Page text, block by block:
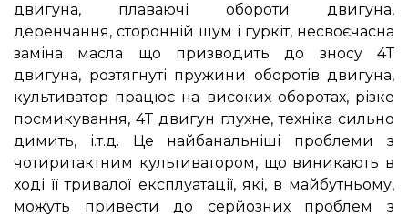
двигуна, плаваючі обороти двигуна,
деренчання, сторонній шум і гуркіт, несвоєчасна
заміна масла що призводить до зносу 4Т
двигуна, розтягнуті пружини оборотів двигуна,
культиватор працює на високих оборотах, різке
посмикування, 4Т двигун глухне, техніка сильно
димить, і.т.д. Це найбанальніші проблеми з
чотиритактним культиватором, що виникають в
ході її тривалої експлуатації, які, в майбутньому,
можуть привести до серйозних проблем з